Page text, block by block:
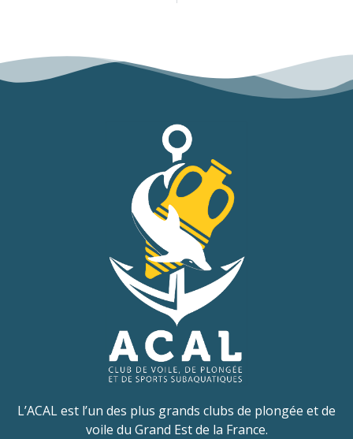
L’ACAL est l’un des plus grands clubs de plongée et de
voile du Grand Est de la France.